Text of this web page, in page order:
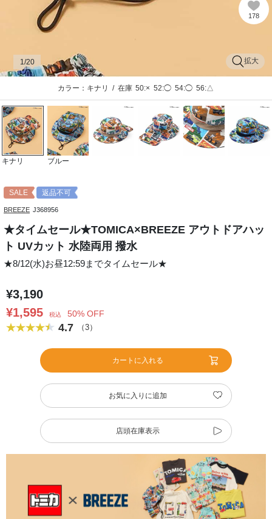
178
拡大
1 /20
カラー：キナリ / 在庫 50:× 52:◯ 54:◯ 56:△
キナリ ブルー
SALE 返品不可
BREEZE J368956
★タイムセール★TOMICA×BREEZE アウトドアハッ
ト UVカット 水陸両用 撥水
★8/12(水)お昼12:59までタイムセール★
¥3,190
¥1,595
税込 50% OFF
4.7 （3）
カートに入れる
お気に入りに追加
店頭在庫表示